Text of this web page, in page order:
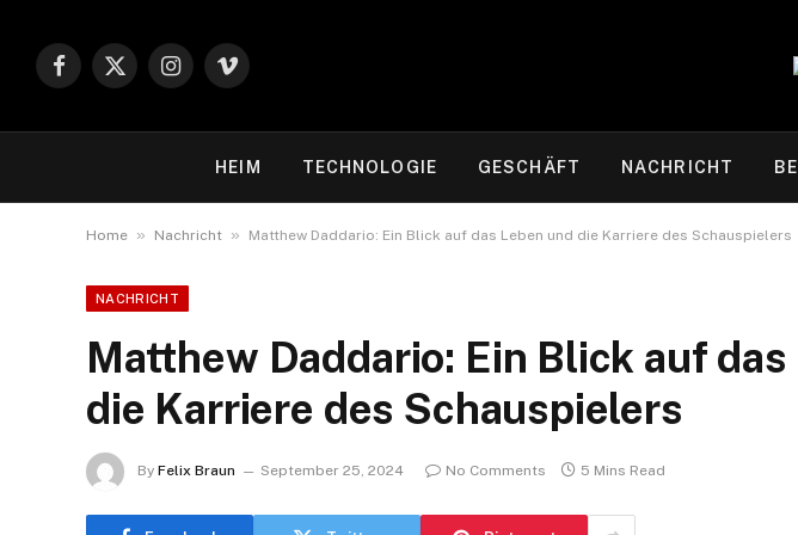
Facebook
X
Instagram
Vimeo
HEIM TECHNOLOGIE GESCHÄFT NACHRICHT
Home » Nachricht » Matthew Daddario: Ein Blick auf das Leben und die Karriere des Schauspielers
NACHRICHT
Matthew Daddario: Ein Blick auf das
die Karriere des Schauspielers
By Felix Braun September 25, 2024 No Comments 5 Mins Read